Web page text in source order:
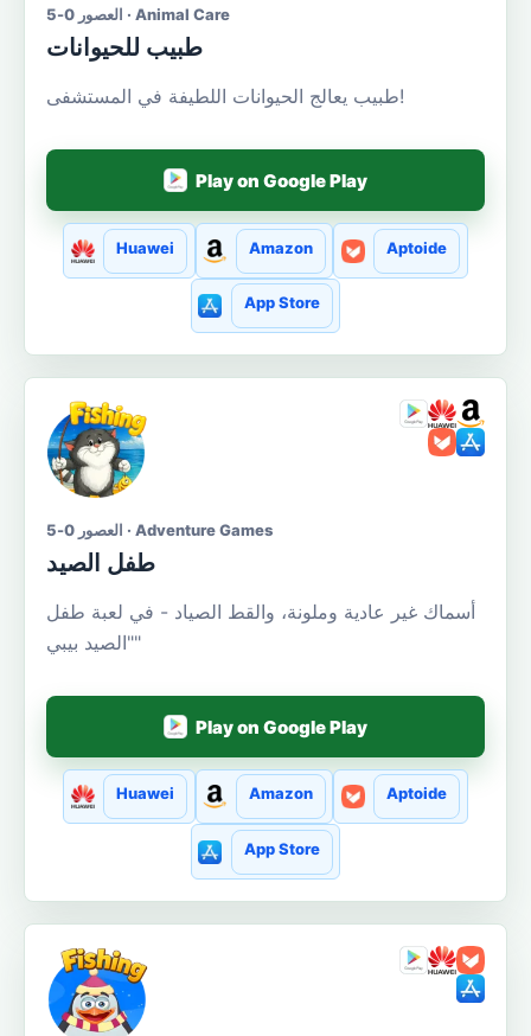
العصور 0-5 · Animal Care
طبيب للحيوانات
طبيب يعالج الحيوانات اللطيفة في المستشفى!
Play on Google Play
Huawei Amazon Aptoide
App Store
العصور 0-5 · Adventure Games
طفل الصيد
أسماك غير عادية وملونة، والقط الصياد - في لعبة طفل
"الصيد بيبي"
Play on Google Play
Huawei Amazon Aptoide
App Store